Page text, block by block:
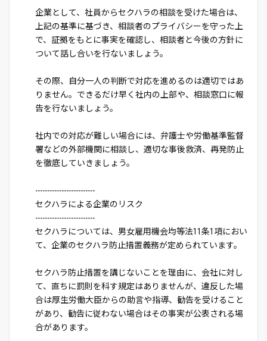
企業として、社員からセクハラの相談を受けた場合は、
上記の基準に基づき、相談者のプライバシーを守った上
で、証拠をもとに事実を確認し、相談者と今後の方針に
ついて話し合いを行ないましょう。
その際、自分一人の判断で対応を進めるのは適切ではあ
りません。できるだけ早く社内の上部や、相談窓口に報
告を行ないましょう。
社内での対応が難しい場合には、弁護士や労働基準監督
署などの外部機関に相談し、適切な事後救済、再発防止
を徹底していきましょう。
-------------------------
セクハラによる企業のリスク
-------------------------
セクハラについては、男女雇用機会均等法11条1項におい
て、企業のセクハラ防止措置義務が定められています。
セクハラ防止措置を講じないことを理由に、会社に対し
て、直ちに罰則を科す規定はありませんが、違反した場
合は厚生労働大臣からの助言や指導、勧告を受けること
があり、勧告に従わない場合はその事実が公表される場
合があります。